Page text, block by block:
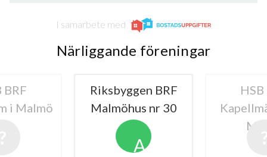
I samarbete med
Närliggande föreningar
BRF
i Malmö
Riksbyggen BRF
Malmöhus nr 30
A
HSB